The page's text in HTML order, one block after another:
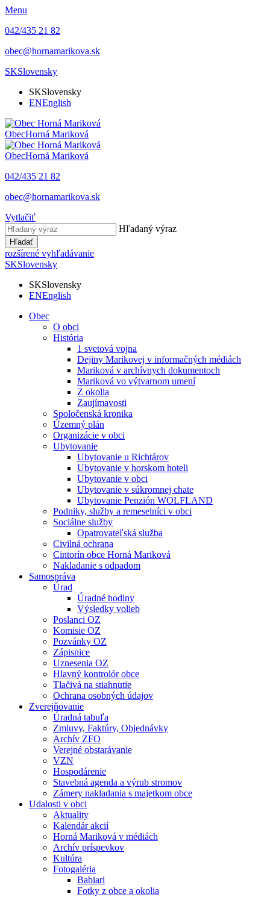
Menu
042/435 21 82
obec@hornamarikova.sk
SKSlovensky
SKSlovensky
ENEnglish
ObecHorná Mariková
ObecHorná Mariková
042/435 21 82
obec@hornamarikova.sk
Vytlačiť
Hľadaný výraz
Hľadať
rozšírené vyhľadávanie
SKSlovensky
SKSlovensky
ENEnglish
Obec
O obci
História
1 svetová vojna
Dejiny Marikovej v informačných médiách
Mariková v archívnych dokumentoch
Mariková vo výtvarnom umení
Z okolia
Zaujímavosti
Spoločenská kronika
Územný plán
Organizácie v obci
Ubytovanie
Ubytovanie u Richtárov
Ubytovanie v horskom hoteli
Ubytovanie v obci
Ubytovanie v súkromnej chate
Ubytovanie Penzión WOLFLAND
Podniky, služby a remeselníci v obci
Sociálne služby
Opatrovateľská služba
Civilná ochrana
Cintorín obce Horná Mariková
Nakladanie s odpadom
Samospráva
Úrad
Úradné hodiny
Výsledky volieb
Poslanci OZ
Komisie OZ
Pozvánky OZ
Zápisnice
Uznesenia OZ
Hlavný kontrolór obce
Tlačivá na stiahnutie
Ochrana osobných údajov
Zverejňovanie
Úradná tabuľa
Zmluvy, Faktúry, Objednávky
Archív ZFO
Verejné obstarávanie
VZN
Hospodárenie
Stavebná agenda a výrub stromov
Zámery nakladania s majetkom obce
Udalosti v obci
Aktuality
Kalendár akcií
Horná Mariková v médiách
Archív príspevkov
Kultúra
Fotogaléria
Babiari
Fotky z obce a okolia